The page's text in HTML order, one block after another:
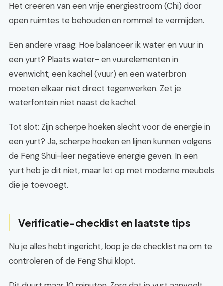
Het creëren van een vrije energiestroom (Chi) door
open ruimtes te behouden en rommel te vermijden.
Een andere vraag: Hoe balanceer ik water en vuur in
een yurt? Plaats water- en vuurelementen in
evenwicht; een kachel (vuur) en een waterbron
moeten elkaar niet direct tegenwerken. Zet je
waterfontein niet naast de kachel.
Tot slot: Zijn scherpe hoeken slecht voor de energie in
een yurt? Ja, scherpe hoeken en lijnen kunnen volgens
de Feng Shui-leer negatieve energie geven. In een
yurt heb je dit niet, maar let op met moderne meubels
die je toevoegt.
Verificatie-checklist en laatste tips
Nu je alles hebt ingericht, loop je de checklist na om te
controleren of de Feng Shui klopt.